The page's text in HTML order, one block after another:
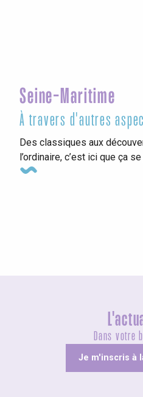
Seine-Maritime
À travers d'autres
Des classiques aux
l’ordinaire, c’est ici que ça
Dans votre
Je m'inscris à